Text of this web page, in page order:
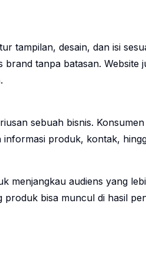
tampilan, desain, dan isi
tanpa batasan. Website
sebuah bisnis.
produk, kontak,
menjangkau audiens yang
bisa muncul di hasil